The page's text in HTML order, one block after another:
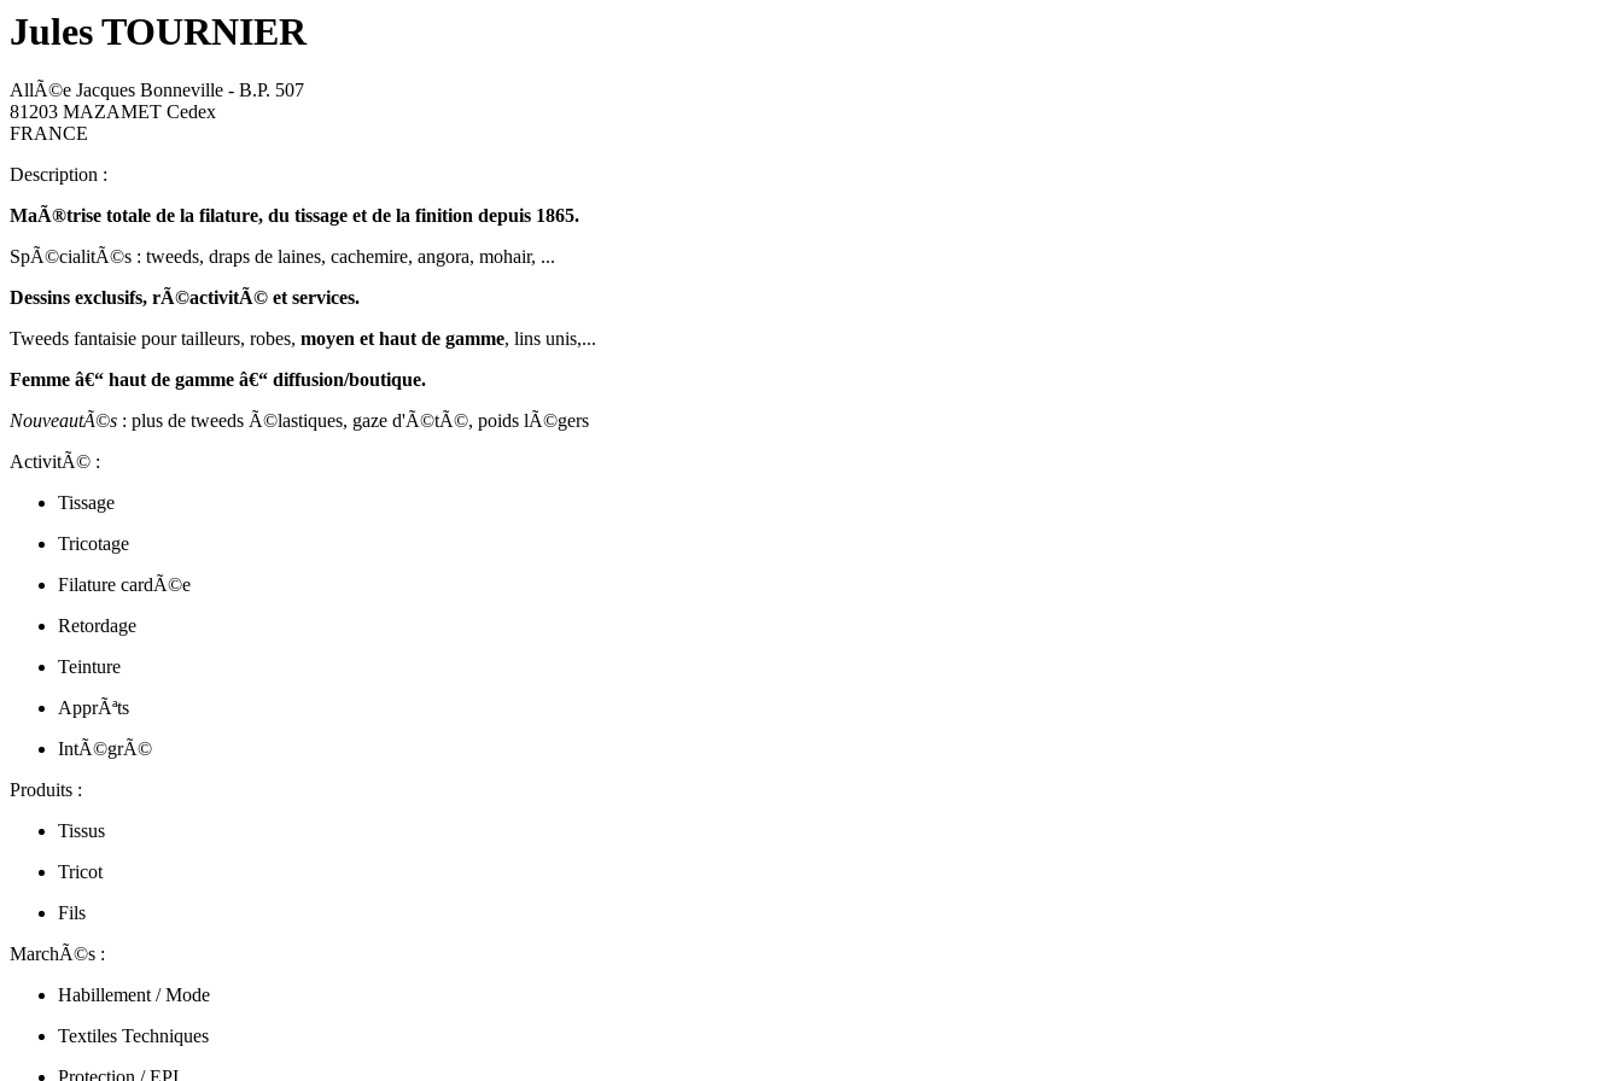
Jules TOURNIER
AllÃ©e Jacques Bonneville - B.P. 507
81203 MAZAMET Cedex
FRANCE
Description :
MaÃ®trise totale de la filature, du tissage et de la finition depuis 1865.
SpÃ©cialitÃ©s : tweeds, draps de laines, cachemire, angora, mohair, ...
Dessins exclusifs, rÃ©activitÃ© et services.
Tweeds fantaisie pour tailleurs, robes, moyen et haut de gamme, lins unis,...
Femme â€“ haut de gamme â€“ diffusion/boutique.
NouveautÃ©s : plus de tweeds Ã©lastiques, gaze d'Ã©tÃ©, poids lÃ©gers
ActivitÃ© :
Tissage
Tricotage
Filature cardÃ©e
Retordage
Teinture
ApprÃªts
IntÃ©grÃ©
Produits :
Tissus
Tricot
Fils
MarchÃ©s :
Habillement / Mode
Textiles Techniques